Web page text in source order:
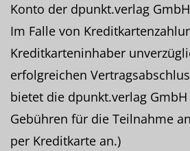
Konto der dpunkt.verlag
Im Falle von
Kreditkarteninhaber
erfolgreichen
bietet die dpunkt.verlag
Gebühren für die Teilnahme
per Kreditkarte an.)